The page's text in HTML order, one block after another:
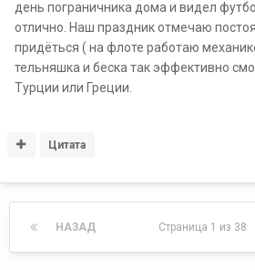
день пограничника дома и видел
отлично. Наш праздник отмечаю
придёться ( на флоте работаю
тельняшка и беска так эффективно
Турции или Греции.
Цитата
НАЗАД Страница 1 из 38